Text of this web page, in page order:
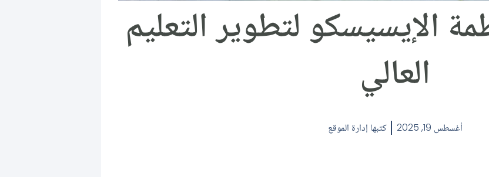
الإيسيسكو لتطوير التعليم
العالي
أغسطس 19, 2025
كتبها إدارة الموقع